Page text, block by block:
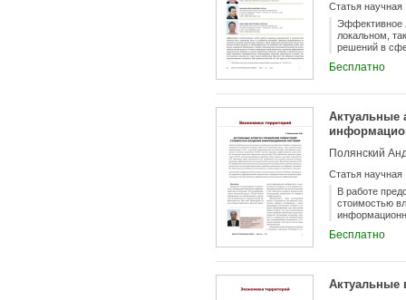
транспортным
взаимосвязь
схема
Статья научная
Эффективное
локальном,
решений в
обязательном
элементов.
Основной
Российской
модели в
участков для
дальнейшее
Бесплатно
Актуальные
Полянский
Статья научная
В работе
стоимостью
процессов
поддержку и
Бесплатно
Актуальные